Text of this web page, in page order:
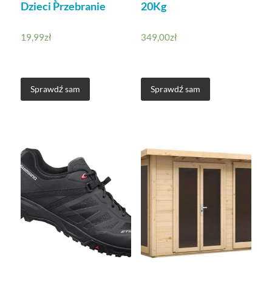
Dzieci Przebranie
19,99zł
Sprawdź sam
20Kg
349,00zł
Sprawdź sam